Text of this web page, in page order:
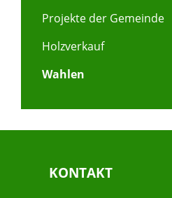
Projekte der Gemeinde
Holzverkauf
Wahlen
KONTAKT